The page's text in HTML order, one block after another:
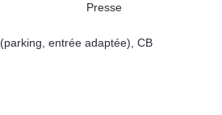
Presse
(parking, entrée adaptée), CB